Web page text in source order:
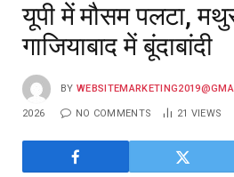
यूपी में मौसम पलटा,
गाजियाबाद में बूंदाबांदी
BY
2026 NO COMMENTS 21 VIEWS